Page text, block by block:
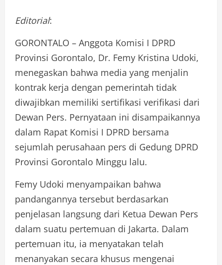
Editorial:
GORONTALO – Anggota Komisi I DPRD
Provinsi Gorontalo, Dr. Femy Kristina Udoki,
menegaskan bahwa media yang menjalin
kontrak kerja dengan pemerintah tidak
diwajibkan memiliki sertifikasi verifikasi dari
Dewan Pers. Pernyataan ini disampaikannya
dalam Rapat Komisi I DPRD bersama
sejumlah perusahaan pers di Gedung DPRD
Provinsi Gorontalo Minggu lalu.
Femy Udoki menyampaikan bahwa
pandangannya tersebut berdasarkan
penjelasan langsung dari Ketua Dewan Pers
dalam suatu pertemuan di Jakarta. Dalam
pertemuan itu, ia menyatakan telah
menanyakan secara khusus mengenai